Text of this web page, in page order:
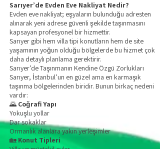
Sarıyer’de Evden Eve Nakliyat Nedir?
Evden eve nakliyat; eşyaların bulunduğu adresten
alınarak yeni adrese güvenli şekilde taşınmasını
kapsayan profesyonel bir hizmettir.
Sarıyer gibi hem villa tipi konutların hem de site
yaşamının yoğun olduğu bölgelerde bu hizmet çok
daha detaylı planlama gerektirir.
Sarıyer’de Taşınmanın Kendine Özgü Zorlukları
Sarıyer, İstanbul’un en güzel ama en karmaşık
taşınma bölgelerinden biridir. Bunun birkaç nedeni
vardır:
🌄 Coğrafi Yapı
Yokuşlu yollar
Dar sokaklar
Ormanlık alanlara yakın yerleşimler
🏡 Konut Tipleri